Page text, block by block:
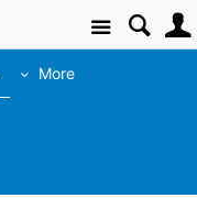
Site
More